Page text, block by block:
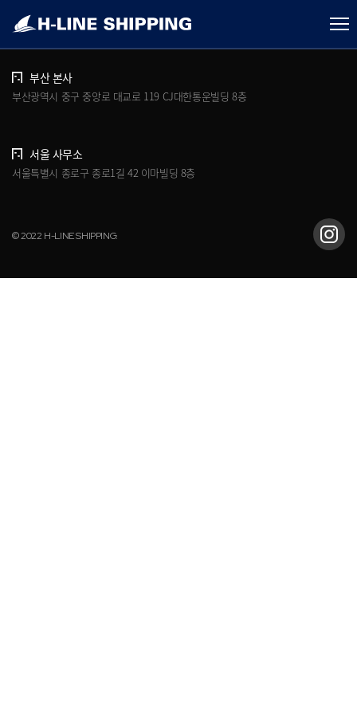
개인정보처리방침 브로슈어 다운로드
부산 본사
부산광역시 중구 중앙로 대교로 119 CJ대한통운빌딩 8층
서울 사무소
서울특별시 종로구 종로1길 42 이마빌딩 8층
© 2022 H-LINE SHIPPING.